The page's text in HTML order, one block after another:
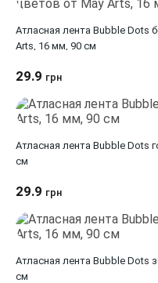
Атласная лента Bubble Dots
Arts, 16 мм, 90 cм
29.9 грн
Атласная лента Bubble Dots
cм
29.9 грн
Атласная лента Bubble Dots
cм